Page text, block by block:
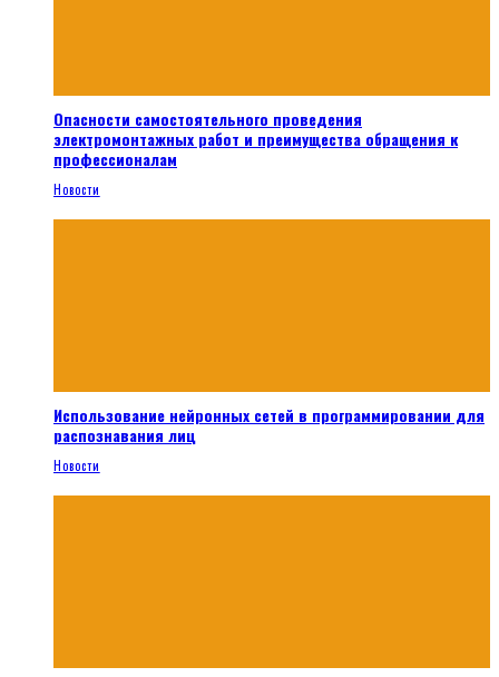
Опасности самостоятельного проведения
электромонтажных работ и преимущества обращения к
профессионалам
Новости
Использование нейронных сетей в программировании для
распознавания лиц
Новости